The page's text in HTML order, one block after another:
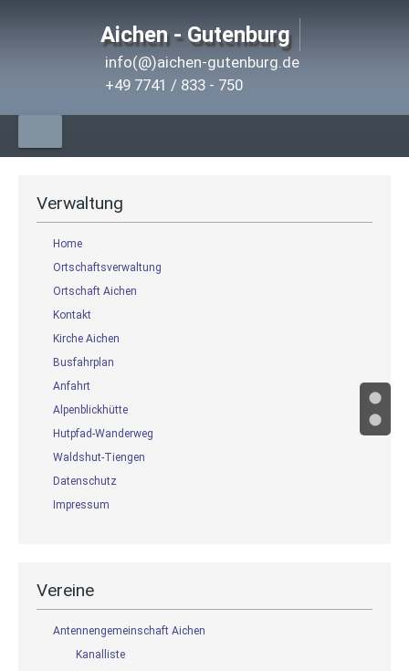
Aichen - Gutenburg
info(@)aichen-gutenburg.de
+49 7741 / 833 - 750
Verwaltung
Home
Ortschaftsverwaltung
Ortschaft Aichen
Kontakt
Kirche Aichen
Busfahrplan
Anfahrt
Alpenblickhütte
Hutpfad-Wanderweg
Waldshut-Tiengen
Datenschutz
Impressum
Vereine
Antennengemeinschaft Aichen
Kanalliste